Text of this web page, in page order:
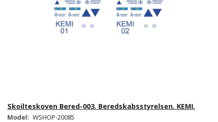
Skoilteskoven Bered-003. Beredskabsstyrelsen. KEMI.
Model: WSHOP-20085